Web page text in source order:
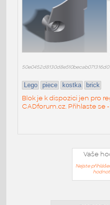
Lego piece kostka brick
Blok je k dispozici jen pro
CADforum.cz. Přihlaste se -
Vaše
Nejste